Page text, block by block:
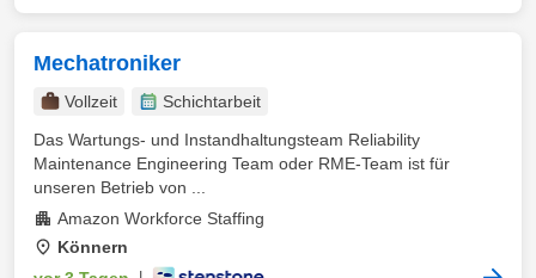
Mechatroniker
Vollzeit
Schichtarbeit
Das Wartungs- und Instandhaltungsteam Reliability
Maintenance Engineering Team oder RME-Team ist für
unseren Betrieb von ...
Amazon Workforce Staffing
Könnern